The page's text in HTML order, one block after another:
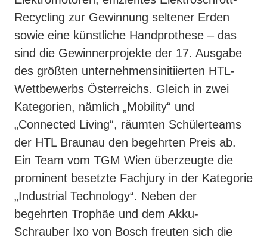
Recycling zur Gewinnung seltener Erden
sowie eine künstliche Handprothese – das
sind die Gewinnerprojekte der 17. Ausgabe
des größten unternehmensinitiierten HTL-
Wettbewerbs Österreichs. Gleich in zwei
Kategorien, nämlich „Mobility“ und
„Connected Living“, räumten Schülerteams
der HTL Braunau den begehrten Preis ab.
Ein Team vom TGM Wien überzeugte die
prominent besetzte Fachjury in der Kategorie
„Industrial Technology“. Neben der
begehrten Trophäe und dem Akku-
Schrauber Ixo von Bosch freuten sich die